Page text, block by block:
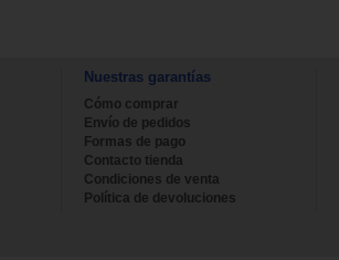
Nuestras garantías
Cómo comprar
Envío de pedidos
Formas de pago
Contacto tienda
Condiciones de venta
Política de devoluciones